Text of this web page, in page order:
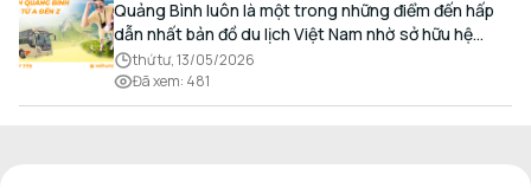
Đến Z Chi Tiết Nhất
Quảng Bình luôn là một trong những điểm đến hấp
dẫn nhất bản đồ du lịch Việt Nam nhờ sở hữu hệ
thống hang động kỳ vĩ, những bãi biển hoang sơ và
nét ẩm thực đậm đà bản sắc.
thứ tư, 13/05/2026
Đã xem: 481